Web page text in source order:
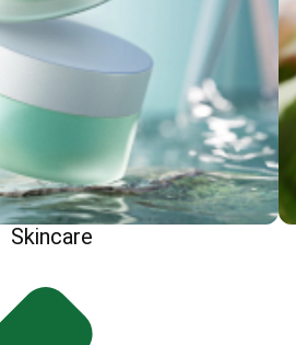
Skincare